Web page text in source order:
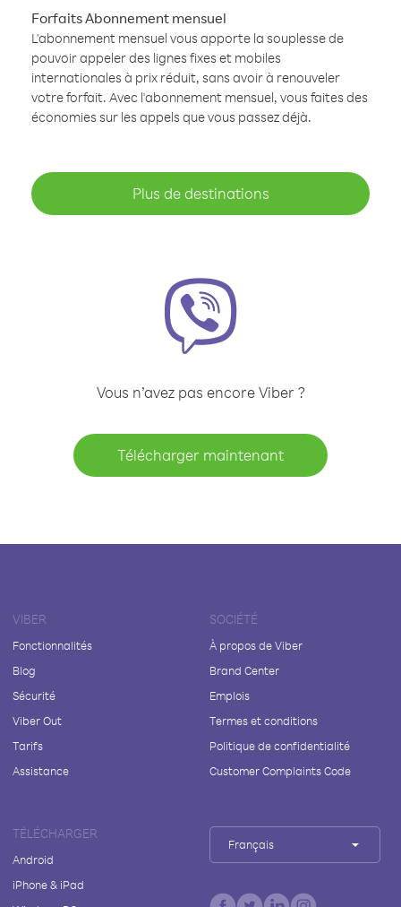
Forfaits Abonnement mensuel
L'abonnement mensuel vous apporte la souplesse de
pouvoir appeler des lignes fixes et mobiles
internationales à prix réduit, sans avoir à renouveler
votre forfait. Avec l'abonnement mensuel, vous faites des
économies sur les appels que vous passez déjà.
Plus de destinations
Vous n’avez pas encore Viber ?
Télécharger maintenant
VIBER
Fonctionnalités
Blog
Sécurité
Viber Out
Tarifs
Assistance
SOCIÉTÉ
À propos de Viber
Brand Center
Emplois
Termes et conditions
Politique de confidentialité
Customer Complaints Code
TÉLÉCHARGER
Android
iPhone & iPad
Français